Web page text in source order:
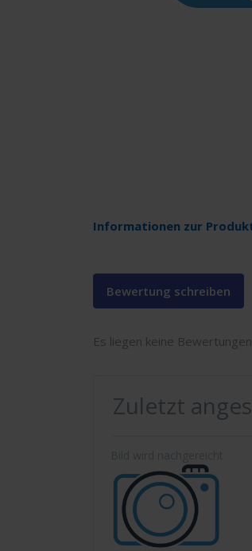
Informationen zur
Bewertung schreiben
Es liegen keine
Zuletzt